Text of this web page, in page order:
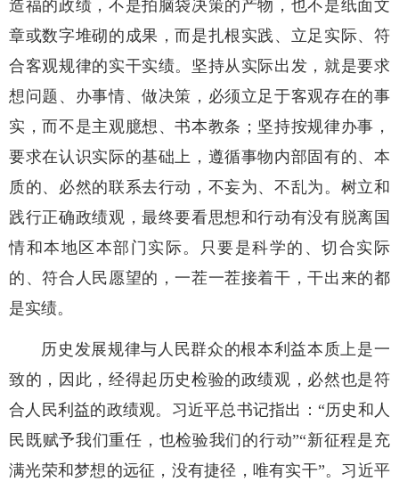
造福的政绩，不是拍脑袋决策的产物，也不是纸面文
章或数字堆砌的成果，而是扎根实践、立足实际、符
合客观规律的实干实绩。坚持从实际出发，就是要求
想问题、办事情、做决策，必须立足于客观存在的事
实，而不是主观臆想、书本教条；坚持按规律办事，
要求在认识实际的基础上，遵循事物内部固有的、本
质的、必然的联系去行动，不妄为、不乱为。树立和
践行正确政绩观，最终要看思想和行动有没有脱离国
情和本地区本部门实际。只要是科学的、切合实际
的、符合人民愿望的，一茬一茬接着干，干出来的都
是实绩。
历史发展规律与人民群众的根本利益本质上是一
致的，因此，经得起历史检验的政绩观，必然也是符
合人民利益的政绩观。习近平总书记指出：“历史和人
民既赋予我们重任，也检验我们的行动”“新征程是充
满光荣和梦想的远征，没有捷径，唯有实干”。习近平